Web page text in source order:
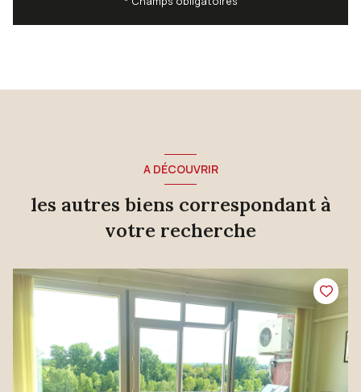
A DÉCOUVRIR
les autres biens correspondant à
votre recherche